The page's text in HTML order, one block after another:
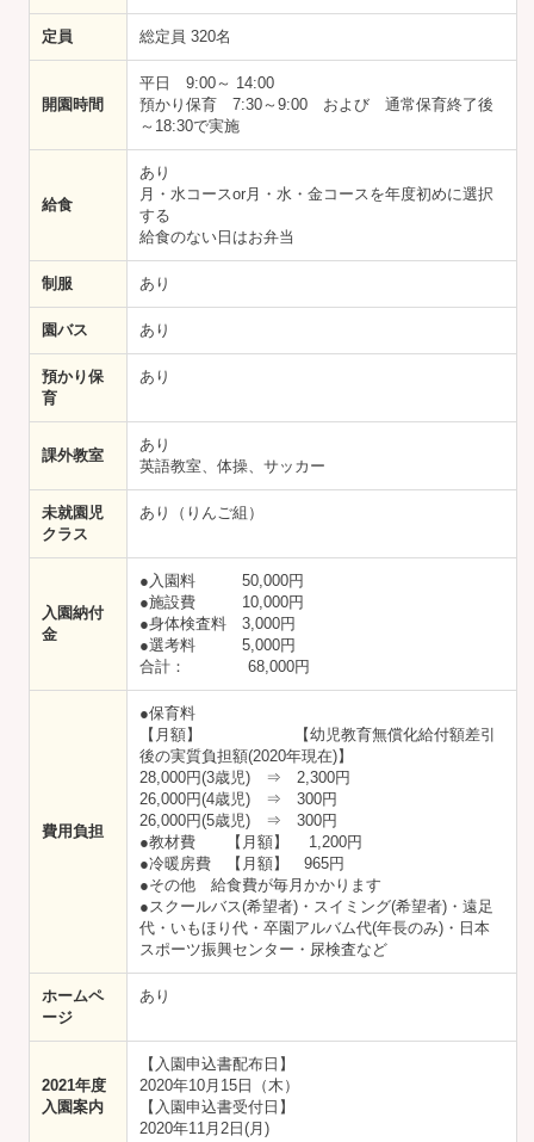
定員 総定員 320名
開園時間
平日 9:00～ 14:00
預かり保育 7:30～9:00 および 通常保育終了後
～18:30で実施
給食
あり
月・水コースor月・水・金コースを年度初めに選択
する
給食のない日はお弁当
制服 あり
園バス あり
預かり保
育
あり
課外教室
あり
英語教室、体操、サッカー
未就園児
クラス
あり（りんご組）
入園納付
金
●入園料 50,000円
●施設費 10,000円
●身体検査料 3,000円
●選考料 5,000円
合計： 68,000円
費用負担
●保育料
【月額】 【幼児教育無償化給付額差引
後の実質負担額(2020年現在)】
28,000円(3歳児) ⇒ 2,300円
26,000円(4歳児) ⇒ 300円
26,000円(5歳児) ⇒ 300円
●教材費 【月額】 1,200円
●冷暖房費 【月額】 965円
●その他 給食費が毎月かかります
●スクールバス(希望者)・スイミング(希望者)・遠足
代・いもほり代・卒園アルバム代(年長のみ)・日本
スポーツ振興センター・尿検査など
ホームペ
ージ
あり
2021年度
入園案内
【入園申込書配布日】
2020年10月15日（木）
【入園申込書受付日】
2020年11月2日(月)